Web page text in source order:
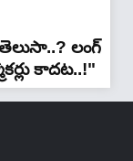
లంగ్
కాదట..!"